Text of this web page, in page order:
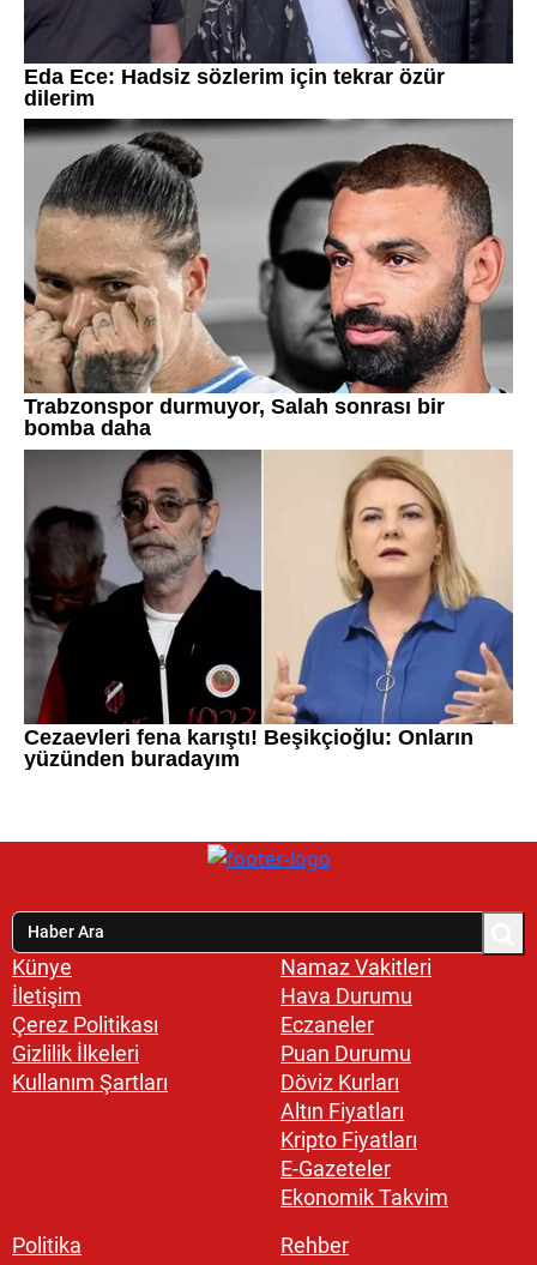
Künye
İletişim
Çerez Politikası
Gizlilik İlkeleri
Kullanım Şartları
Namaz Vakitleri
Hava Durumu
Eczaneler
Puan Durumu
Döviz Kurları
Altın Fiyatları
Kripto Fiyatları
E-Gazeteler
Ekonomik Takvim
Politika
Rehber